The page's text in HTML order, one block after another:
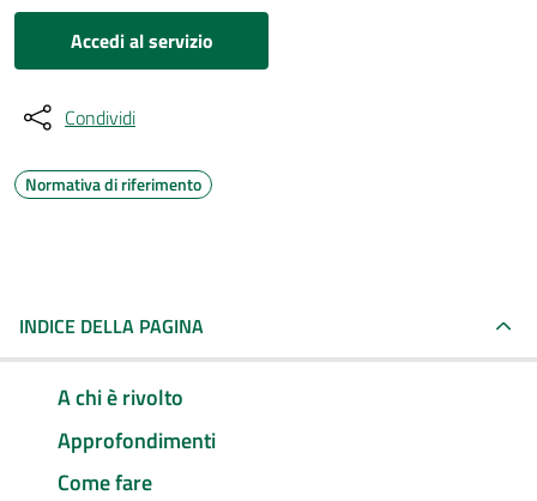
Accedi al servizio
Condividi
Normativa di riferimento
INDICE DELLA PAGINA
A chi è rivolto
Approfondimenti
Come fare